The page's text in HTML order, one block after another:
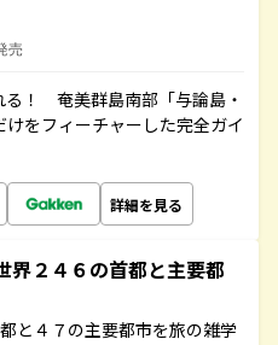
売
る！ 奄美群島南部「与論島・
をフィーチャーした完全ガイ
詳細を見る
２４６の首都と主要都
と４７の主要都市を旅の雑学